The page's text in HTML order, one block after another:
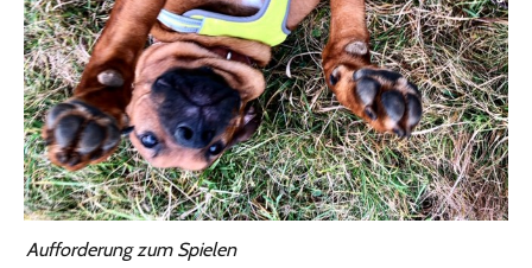
Aufforderung zum Spielen